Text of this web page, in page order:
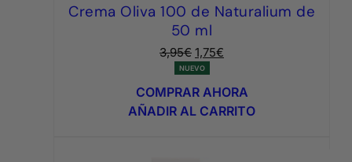
Crema Oliva 100 de Naturalium de
50 ml
3,95€ El
precio
original
era:
1,75€
actual
es:
NUEVO
COMPRAR AHORA
AÑADIR AL CARRITO